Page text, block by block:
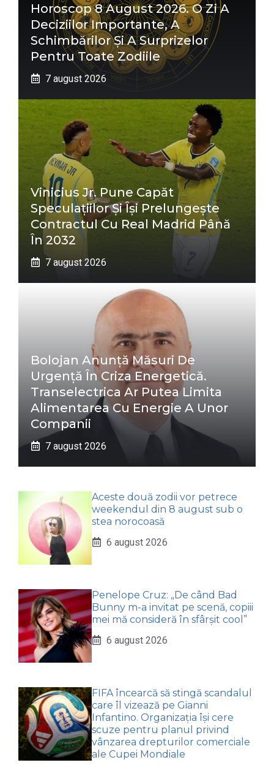
Horoscop 8 August 2026. O Zi A
Deciziilor Importante, A
Schimbărilor Și A Surprizelor
Pentru Toate Zodiile
7 august 2026
Vinicius Jr. Pune Capăt
Speculațiilor Și Își Prelungește
Contractul Cu Real Madrid Până
În 2032
7 august 2026
Bolojan Anunță Măsuri De
Urgență În Criza Energetică.
Transelectrica Ar Putea Limita
Alimentarea Cu Energie A Unor
Companii
7 august 2026
Aceste două zodii vor petrece
weekendul din 8 august sub o
stea norocoasă
6 august 2026
Penelope Cruz: „De când Bad
Bunny m-a invitat pe scenă, copiii
mei mă consideră în sfârșit cool”
6 august 2026
FIFA încearcă să stingă scandalul
care îl vizează pe Gianni
Infantino. Organizația își cere
scuze pentru planul privind
vânzarea drepturilor comerciale
ale Cupei Mondiale